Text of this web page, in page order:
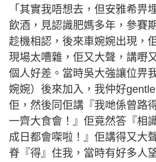
「其實我唔想去，但安雅希畀
飲酒，見認識肥媽多年，參賽
趁機相認，後來車婉婉出現，
現場太嘈雜，佢又大聲，講嘢
個人好差。當時吳大強讓位畀
婉婉）後來加入，我仲好
佢，然後同佢講『我哋係曾路
一齊大食會！』佢竟然答『相
成日都會㗎啦！』佢講得又大
脊『得』住我，當時有好多人